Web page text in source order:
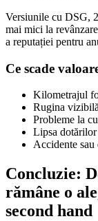
Versiunile cu DSG,
mai mici la
a reputației pentru
Ce scade
Kilometrajul
Rugina
Probleme la
Lipsa
Accidente sau
Concluzie:
rămâne o
second hand